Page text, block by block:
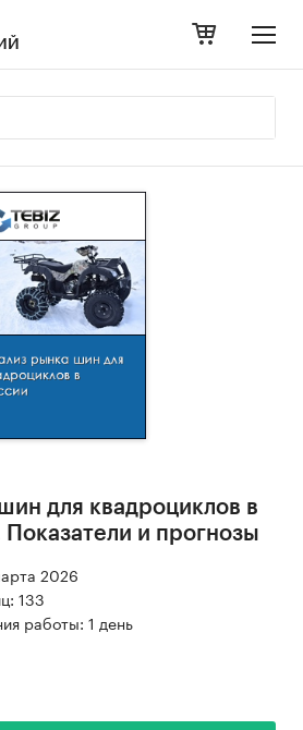
для квадроциклов в
и прогнозы
2026
133
работы: 1 день